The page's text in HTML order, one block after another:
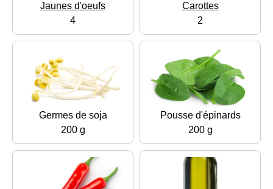
Jaunes d'oeufs
4
Carottes
2
Germes de soja
200 g
Pousse d'épinards
200 g